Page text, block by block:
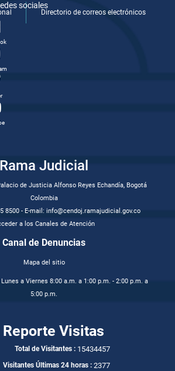
Directorio de correos electrónicos
sociales
Rama Judicial
de Justicia Alfonso Reyes Echandía, Bogotá
Colombia
8500 - E-mail: info@cendoj.ramajudicial.gov.co
a los Canales de Atención
Canal de Denuncias
Mapa del sitio
a Viernes 8:00 a.m. a 1:00 p.m. - 2:00 p.m. a
5:00 p.m.
Reporte Visitas
Total de Visitantes : 15434457
Visitantes Últimas 24 horas : 2377